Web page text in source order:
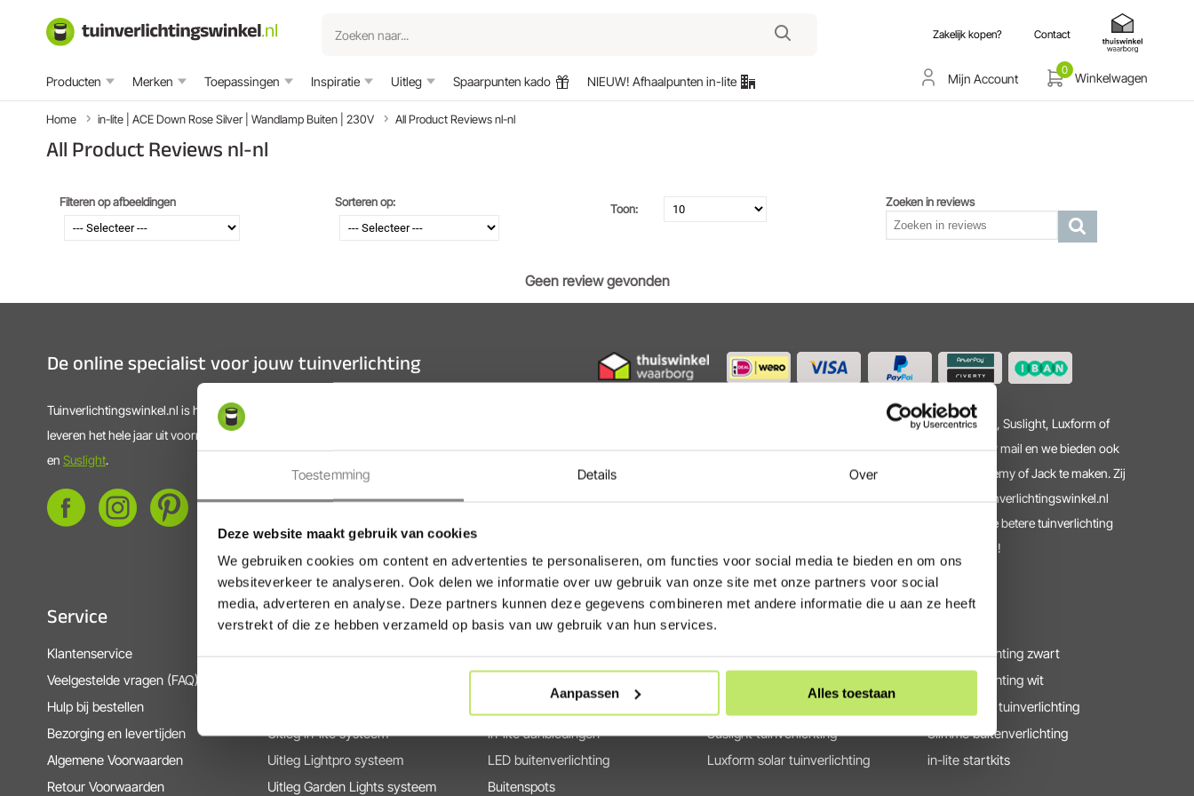
Toestemming Details Over
Deze website maakt gebruik van cookies
We gebruiken cookies om content en advertenties te personaliseren, om functies voor social media te bieden en om ons
websiteverkeer te analyseren. Ook delen we informatie over uw gebruik van onze site met onze partners voor social
media, adverteren en analyse. Deze partners kunnen deze gegevens combineren met andere informatie die u aan ze heeft
verstrekt of die ze hebben verzameld op basis van uw gebruik van hun services.
Aanpassen Alles toestaan
Zakelijk kopen? Contact
Producten Merken Toepassingen Inspiratie Uitleg Spaarpunten kado NIEUW! Afhaalpunten in-lite Mijn Account
0
Winkelwagen
Home in-lite | ACE Down Rose Silver | Wandlamp Buiten | 230V All Product Reviews nl-nl
All Product Reviews nl-nl
Filteren op afbeeldingen Sorteren op: Toon: Zoeken in reviews
Geen review gevonden
De online specialist voor jouw tuinverlichting
Tuinverlichtingswinkel.nl is hét adres voor slimme, kwalitatieve en duurzame tuinverlichting. We
leveren het hele jaar uit voorraad vrijwel alle modellen van
en Suslight.
Heb jij advies nodig voor de aanleg of het onderhoud van je in-lite, Lightpro, Suslight, Luxform of
Garden-Lights systeem? Wij helpen je graag verder. Dit kan telefonisch, per mail en we bieden ook
de mogelijkheid om een online afspraak met onze tuinverlichting experts Remy of Jack te maken. Zij
helpen jou met al je vragen over tuinverlichting. Ook voor accessoires is tuinverlichtingswinkel.nl
het juiste adres. Tuinverlichtingswinkel.nl heeft bijna 20 jaar ervaring met de betere tuinverlichting
en is gecertificeerd door Thuiswinkelwaarborg. Daar kun je mee thuiskopen!
Service
Klantenservice
Veelgestelde vragen (FAQ)
Hulp bij bestellen
Bezorging en levertijden
Algemene Voorwaarden
Retour Voorwaarden
Informatie
Over ons
Uitleg in-lite systeem
Uitleg Lightpro systeem
Uitleg Garden Lights systeem
Producten
Buitenverlichting
Buitenverlichting met sensor
in-lite aanbiedingen
LED buitenverlichting
Buitenspots
Merken
in-lite tuinverlichting
Suslight tuinverlichting
Luxform solar tuinverlichting
Populair
Buitenverlichting zwart
Buitenverlichting wit
Cortenstaal tuinverlichting
Slimme buitenverlichting
in-lite startkits